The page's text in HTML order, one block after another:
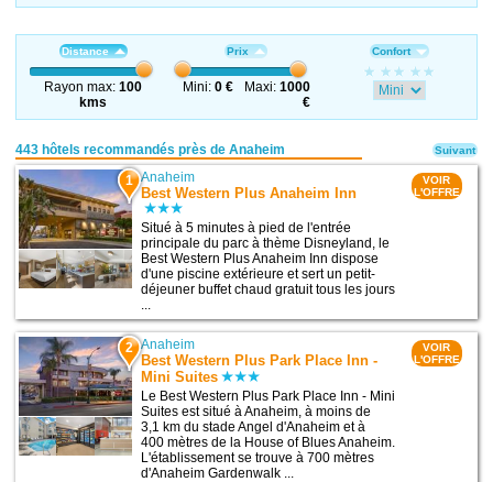
Distance
Rayon max:100
kms
Prix
Mini: 0 € Maxi:1000
€
Confort
443 hôtels recommandés près de Anaheim
1 Anaheim
Best Western Plus Anaheim Inn
Situé à 5 minutes à pied de l'entrée
principale du parc à thème Disneyland, le
Best Western Plus Anaheim Inn dispose
d'une piscine extérieure et sert un petit-
déjeuner buffet chaud gratuit tous les jours
...
VOIR
L'OFFRE
2 Anaheim
Best Western Plus Park Place Inn -
Mini Suites
Le Best Western Plus Park Place Inn - Mini
Suites est situé à Anaheim, à moins de
3,1 km du stade Angel d'Anaheim et à
400 mètres de la House of Blues Anaheim.
L'établissement se trouve à 700 mètres
d'Anaheim Gardenwalk ...
VOIR
L'OFFRE
Suivant